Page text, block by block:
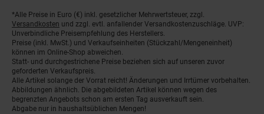
Fußnoten
*Alle Preise in Euro (€) inkl. gesetzlicher Mehrwertsteuer, zzgl.
Versandkosten und zzgl. evtl. anfallender Versandkostenzuschläge. UVP:
Unverbindliche Preisempfehlung des Herstellers.
Preise (inkl. MwSt.) und Verkaufseinheiten (Stückzahl/Mengeneinheit)
können im Online-Shop abweichen.
Statt- und durchgestrichene Preise beziehen sich auf unseren zuvor
geforderten Verkaufspreis.
Alle Artikel solange der Vorrat reicht! Änderungen und Irrtümer vorbehalten.
Abbildungen ähnlich. Die abgebildeten Artikel können wegen des
begrenzten Angebots schon am ersten Tag ausverkauft sein.
Abgabe nur in haushaltsüblichen Mengen!